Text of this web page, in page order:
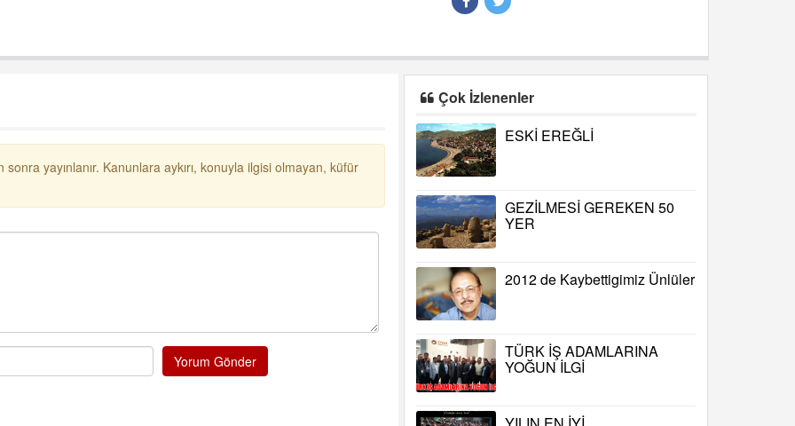
yayınlanır. Kanunlara aykırı, konuyla ilgisi olmayan, küfür
Yorum Gönder
Çok İzlenenler
ESKİ EREĞLİ
GEZİLMESİ GEREKEN 50
YER
2012 de Kaybettigimiz Ünlüler
TÜRK İŞ ADAMLARINA
YOĞUN İLGİ